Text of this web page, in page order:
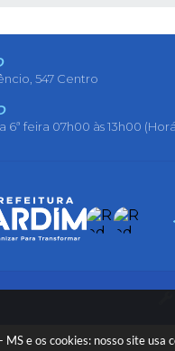
e os cookies: nosso site usa
547 Centro
6ª feira 07h00 às 13h00